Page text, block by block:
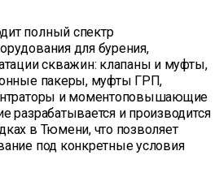
полный спектр
для бурения,
скважин: клапаны и муфты,
пакеры, муфты ГРП,
и моментоповышающие
разрабатывается и производится
в Тюмени, что позволяет
под конкретные условия